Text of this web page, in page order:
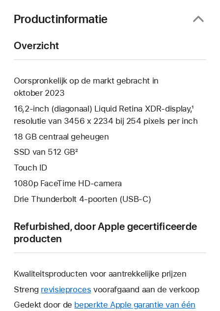
Productinformatie
Overzicht
Oorspronkelijk op de markt gebracht in
oktober 2023
16,2‑inch (diagonaal) Liquid Retina XDR-display,¹
resolutie van 3456 x 2234 bij 254 pixels per inch
18 GB centraal geheugen
SSD van 512 GB²
Touch ID
1080p FaceTime HD-camera
Drie Thunderbolt 4-poorten (USB‑C)
Refurbished, door Apple gecertificeerde
producten
Kwaliteitsproducten voor aantrekkelijke prijzen
Streng revisieproces voorafgaand aan de verkoop
Gedekt door de beperkte Apple garantie van één